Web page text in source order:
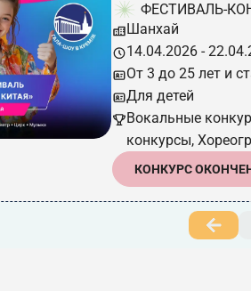
ФЕСТИВАЛЬ-
Шанхай
14.04.2026 -
От 3 до 25 лет и
Для детей
Вокальные
конкурсы,
КОНКУРС